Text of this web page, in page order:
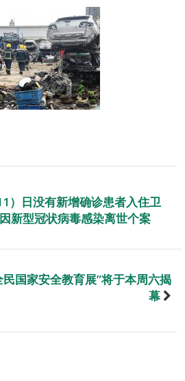
）日没有新增确诊患者入住卫
新型冠状病毒感染离世个案
国家安全教育展”将于本周六揭
幕